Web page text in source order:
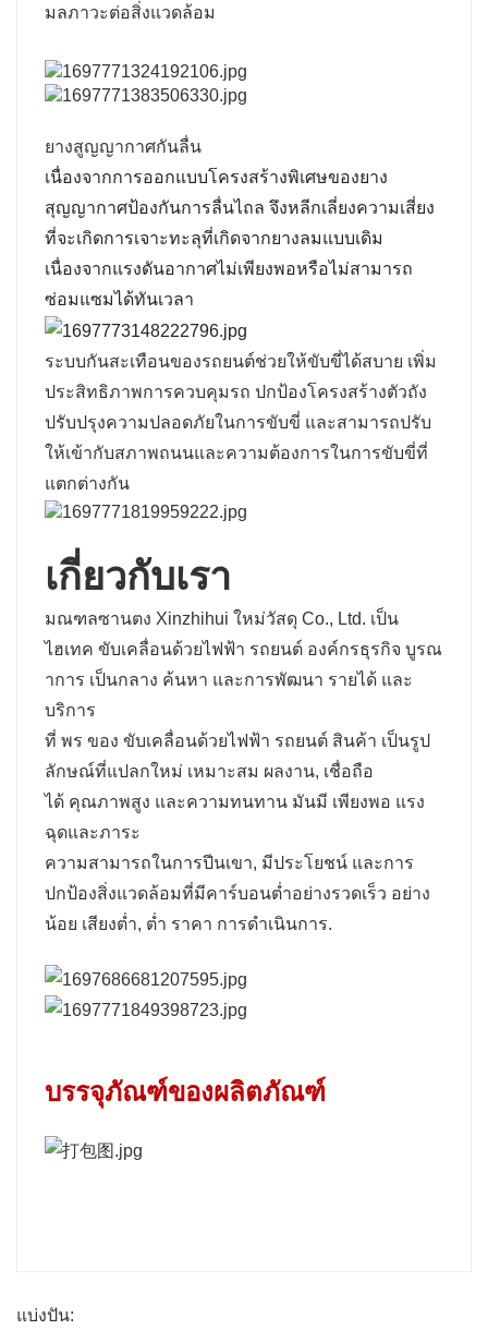
มลภาวะต่อสิ่งแวดล้อม
ยางสูญญากาศกันลื่น
เนื่องจากการออกแบบโครงสร้างพิเศษของยาง
สุญญากาศป้องกันการลื่นไถล จึงหลีกเลี่ยงความเสี่ยง
ที่จะเกิดการเจาะทะลุที่เกิดจากยางลมแบบเดิม
เนื่องจากแรงดันอากาศไม่เพียงพอหรือไม่สามารถ
ซ่อมแซมได้ทันเวลา
ระบบกันสะเทือนของรถยนต์ช่วยให้ขับขี่ได้สบาย เพิ่ม
ประสิทธิภาพการควบคุมรถ ปกป้องโครงสร้างตัวถัง
ปรับปรุงความปลอดภัยในการขับขี่ และสามารถปรับ
ให้เข้ากับสภาพถนนและความต้องการในการขับขี่ที่
แตกต่างกัน
เกี่ยวกับเรา
มณฑลซานตง Xinzhihui ใหม่วัสดุ Co., Ltd. เป็น
ไฮเทค ขับเคลื่อนด้วยไฟฟ้า รถยนต์ องค์กรธุรกิจ บูรณ
าการ เป็นกลาง ค้นหา และการพัฒนา รายได้ และ
บริการ
ที่ พร ของ ขับเคลื่อนด้วยไฟฟ้า รถยนต์ สินค้า เป็นรูป
ลักษณ์ที่แปลกใหม่ เหมาะสม ผลงาน, เชื่อถือ
ได้ คุณภาพสูง และความทนทาน มันมี เพียงพอ แรง
ฉุดและภาระ
ความสามารถในการปีนเขา, มีประโยชน์ และการ
ปกป้องสิ่งแวดล้อมที่มีคาร์บอนต่ำอย่างรวดเร็ว อย่าง
น้อย เสียงต่ำ, ต่ำ ราคา การดำเนินการ.
บรรจุภัณฑ์ของผลิตภัณฑ์
แบ่งปัน: